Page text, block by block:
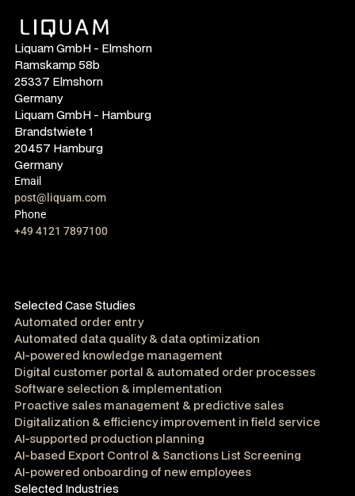
Liquam GmbH - Elmshorn
Ramskamp 58b
25337 Elmshorn
Germany
Liquam GmbH - Hamburg
Brandstwiete 1
20457 Hamburg
Germany
Email
post@liquam.com
Phone
+49 4121 7897100
Selected Case Studies
Automated order entry
Automated data quality & data optimization
AI-powered knowledge management
Digital customer portal & automated order processes
Software selection & implementation
Proactive sales management & predictive sales
Digitalization & efficiency improvement in field service
AI-supported production planning
AI-based Export Control & Sanctions List Screening
AI-powered onboarding of new employees
Selected Industries